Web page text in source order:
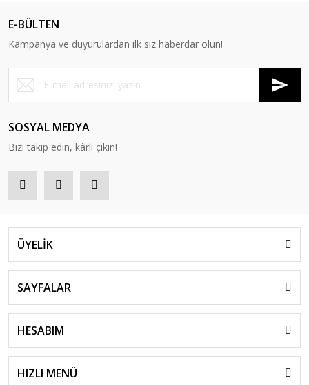
E-BÜLTEN
Kampanya ve duyurulardan ilk siz haberdar olun!
SOSYAL MEDYA
Bizi takip edin, kârlı çıkın!
ÜYELİK
SAYFALAR
HESABIM
HIZLI MENÜ